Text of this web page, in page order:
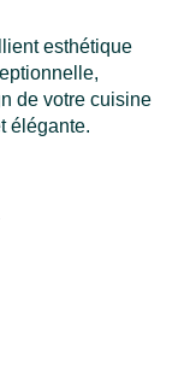
esthétique
de votre cuisine
élégante.